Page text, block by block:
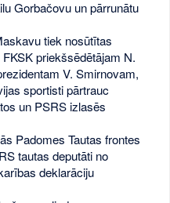
Gorbačovu un pārrunātu
tiek nosūtītas
priekšsēdētājam N.
V. Smirnovam,
sportisti pārtrauc
un PSRS izlasēs
Padomes Tautas frontes
tautas deputāti no
deklarāciju